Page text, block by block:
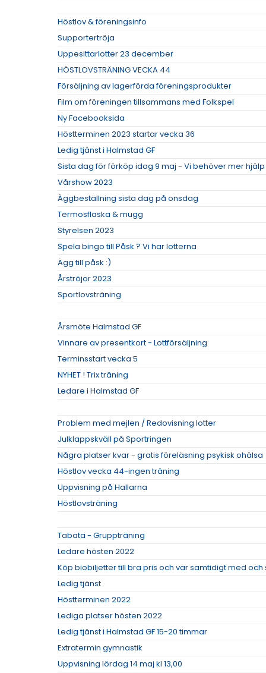
Höstlov & föreningsinfo
Supportertröja
Uppesittarlotter 23 december
HÖSTLOVSTRÄNING VECKA 44
Försäljning av lagerförda föreningsprodukter
Film om föreningen tillsammans med Folkspel
Ny Facebooksida
Höstterminen 2023 startar vecka 36
Ledig tjänst i Halmstad GF
Sista dag för förköp idag 9 maj - Vi behöver mer
Vårshow 2023
Äggbeställning sista dag på onsdag
Termosflaska & mugg
Styrelsen 2023
Spela bingo till Påsk ? Vi har lotterna
Ägg till påsk :)
Årströjor 2023
Sportlovsträning
Årsmöte Halmstad GF
Vinnare av presentkort - Lottförsäljning
Terminsstart vecka 5
NYHET ! Trix träning
Ledare i Halmstad GF
Problem med mejlen / Redovisning lotter
Julklappskväll på Sportringen
Några platser kvar - gratis föreläsning psykisk ohälsa
Höstlov vecka 44-ingen träning
Uppvisning på Hallarna
Höstlovsträning
Tabata - Gruppträning
Ledare hösten 2022
Köp biobiljetter till bra pris och var samtidigt med och
Ledig tjänst
Höstterminen 2022
Lediga platser hösten 2022
Ledig tjänst i Halmstad GF 15-20 timmar
Extratermin gymnastik
Uppvisning lördag 14 maj kl 13,00